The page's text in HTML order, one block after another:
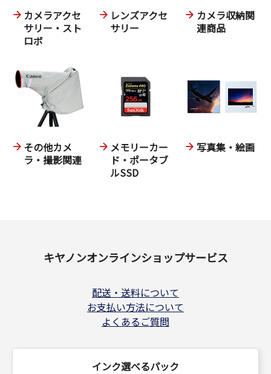
カメラアクセ
サリー・スト
ロボ
レンズアクセ
サリー
カメラ収納関
連商品
その他カメ
ラ・撮影関連
メモリーカー
ド・ポータブ
ルSSD
写真集・絵画
キヤノンオンラインショップサービス
配送・送料について
お支払い方法について
よくあるご質問
インク選べるパック